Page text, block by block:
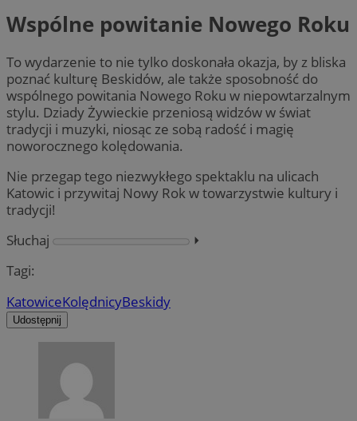
Wspólne powitanie Nowego Roku
To wydarzenie to nie tylko doskonała okazja, by z bliska
poznać kulturę Beskidów, ale także sposobność do
wspólnego powitania Nowego Roku w niepowtarzalnym
stylu. Dziady Żywieckie przeniosą widzów w świat
tradycji i muzyki, niosąc ze sobą radość i magię
noworocznego kolędowania.
Nie przegap tego niezwykłego spektaklu na ulicach
Katowic i przywitaj Nowy Rok w towarzystwie kultury i
tradycji!
Słuchaj
⏵︎
Tagi:
KatowiceKolędnicyBeskidy
Udostępnij